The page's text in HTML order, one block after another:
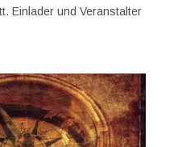
Einlader und Veranstalter